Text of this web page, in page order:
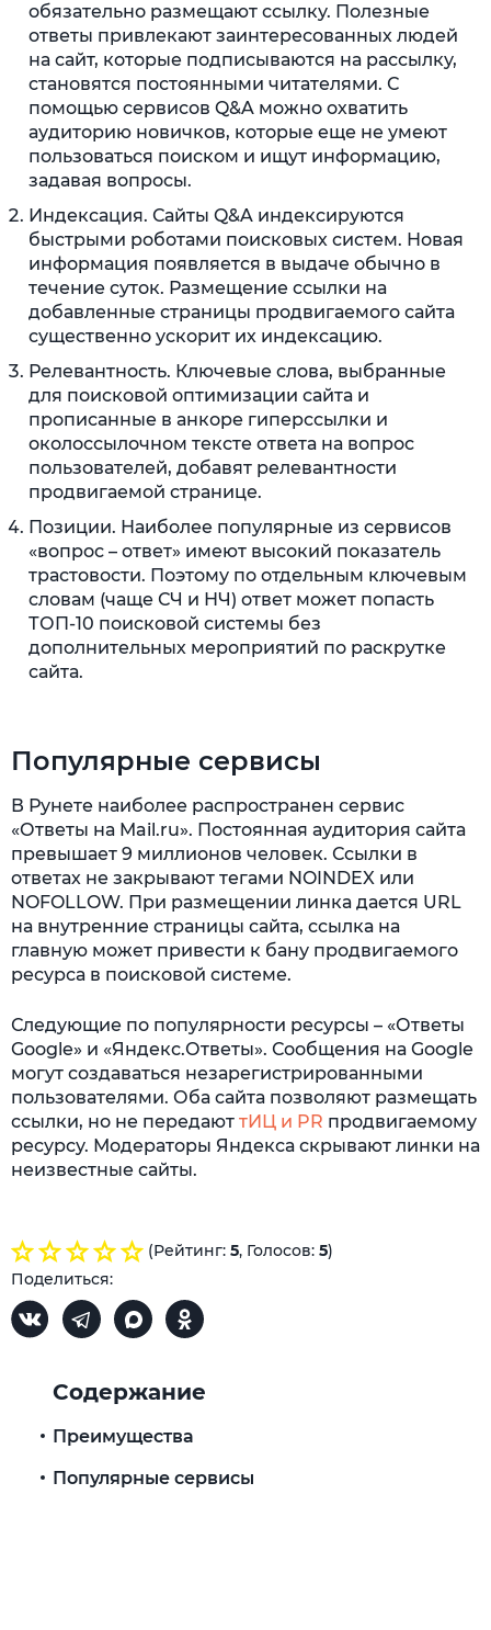
обязательно размещают ссылку. Полезные
ответы привлекают заинтересованных людей
на сайт, которые подписываются на рассылку,
становятся постоянными читателями. С
помощью сервисов Q&A можно охватить
аудиторию новичков, которые еще не умеют
пользоваться поиском и ищут информацию,
задавая вопросы.
Индексация. Сайты Q&A индексируются
быстрыми роботами поисковых систем. Новая
информация появляется в выдаче обычно в
течение суток. Размещение ссылки на
добавленные страницы продвигаемого сайта
существенно ускорит их индексацию.
Релевантность. Ключевые слова, выбранные
для поисковой оптимизации сайта и
прописанные в анкоре гиперссылки и
околоссылочном тексте ответа на вопрос
пользователей, добавят релевантности
продвигаемой странице.
Позиции. Наиболее популярные из сервисов
«вопрос – ответ» имеют высокий показатель
трастовости. Поэтому по отдельным ключевым
словам (чаще СЧ и НЧ) ответ может попасть
ТОП-10 поисковой системы без
дополнительных мероприятий по раскрутке
сайта.
Популярные сервисы
В Рунете наиболее распространен сервис
«Ответы на Mail.ru». Постоянная аудитория сайта
превышает 9 миллионов человек. Ссылки в
ответах не закрывают тегами NOINDEX или
NOFOLLOW. При размещении линка дается URL
на внутренние страницы сайта, ссылка на
главную может привести к бану продвигаемого
ресурса в поисковой системе.
Следующие по популярности ресурсы – «Ответы
Google» и «Яндекс.Ответы». Сообщения на Google
могут создаваться незарегистрированными
пользователями. Оба сайта позволяют размещать
ссылки, но не передают тИЦ и PR продвигаемому
ресурсу. Модераторы Яндекса скрывают линки на
неизвестные сайты.
(Рейтинг: 5, Голосов: 5)
Поделиться:
Содержание
Преимущества
Популярные сервисы